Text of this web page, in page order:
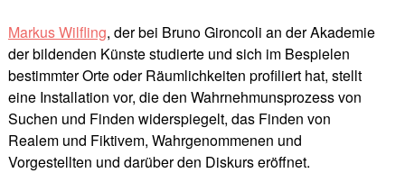
Markus Wilfling, der bei Bruno Gironcoli an der Akademie
der bildenden Künste studierte und sich im Bespielen
bestimmter Orte oder Räumlichkeiten profiliert hat, stellt
eine Installation vor, die den Wahrnehmunsprozess von
Suchen und Finden widerspiegelt, das Finden von
Realem und Fiktivem, Wahrgenommenen und
Vorgestellten und darüber den Diskurs eröffnet.